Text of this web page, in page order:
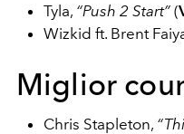
Tyla, “Push 2 Start” (
Wizkid ft. Brent
Miglior
Chris Stapleton,